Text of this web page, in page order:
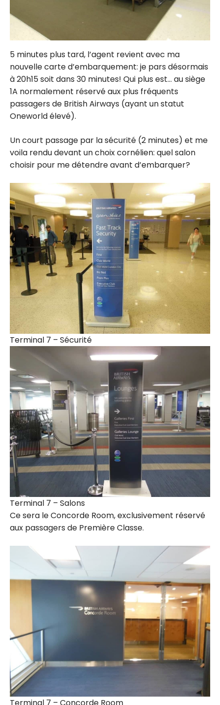
5 minutes plus tard, l’agent revient avec ma
nouvelle carte d’embarquement: je pars désormais
à 20h15 soit dans 30 minutes! Qui plus est… au siège
1A normalement réservé aux plus fréquents
passagers de British Airways (ayant un statut
Oneworld élevé).
Un court passage par la sécurité (2 minutes) et me
voila rendu devant un choix cornélien: quel salon
choisir pour me détendre avant d’embarquer?
Terminal 7 – Sécurité
Terminal 7 – Salons
Ce sera le Concorde Room, exclusivement réservé
aux passagers de Première Classe.
Terminal 7 – Concorde Room